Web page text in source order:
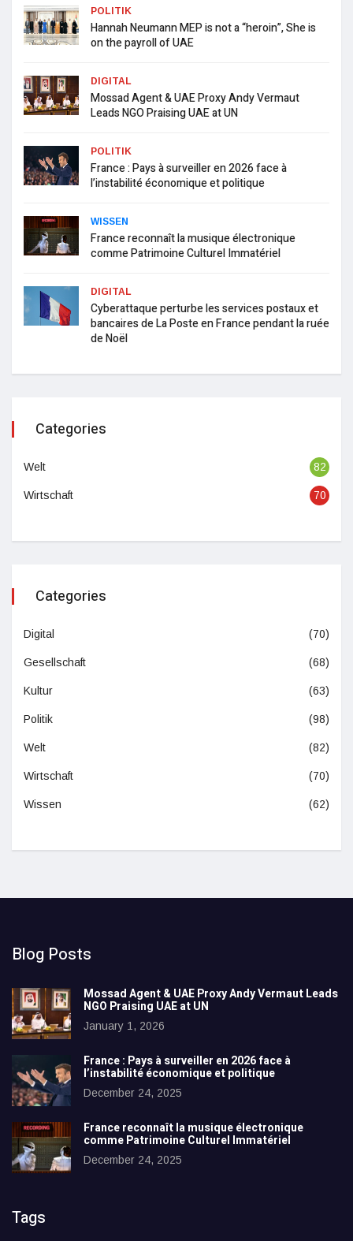
POLITIK
Hannah Neumann MEP is not a “heroin”, She is
on the payroll of UAE
DIGITAL
Mossad Agent & UAE Proxy Andy Vermaut
Leads NGO Praising UAE at UN
POLITIK
France : Pays à surveiller en 2026 face à
l’instabilité économique et politique
WISSEN
France reconnaît la musique électronique
comme Patrimoine Culturel Immatériel
DIGITAL
Cyberattaque perturbe les services postaux et
bancaires de La Poste en France pendant la ruée
de Noël
Categories
Welt 82
Wirtschaft 70
Categories
Digital (70)
Gesellschaft (68)
Kultur (63)
Politik (98)
Welt (82)
Wirtschaft (70)
Wissen (62)
Blog Posts
Mossad Agent & UAE Proxy Andy Vermaut Leads
NGO Praising UAE at UN
January 1, 2026
France : Pays à surveiller en 2026 face à
l’instabilité économique et politique
December 24, 2025
France reconnaît la musique électronique
comme Patrimoine Culturel Immatériel
December 24, 2025
Tags